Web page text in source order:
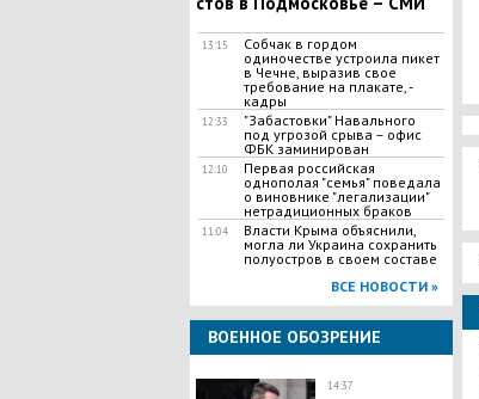
13:15
Собчак в гордом
одиночестве устроила пикет
в Чечне, выразив свое
требование на плакате, -
кадры
12:33
"Забастовки" Навального
под угрозой срыва – офис
ФБК заминирован
12:10
Первая российская
однополая "семья" поведала
о виновнике "легализации"
нетрадиционных браков
11:04
Власти Крыма объяснили,
могла ли Украина сохранить
полуостров в своем составе
ВСЕ НОВОСТИ »
ВОЕННОЕ ОБОЗРЕНИЕ
14:37